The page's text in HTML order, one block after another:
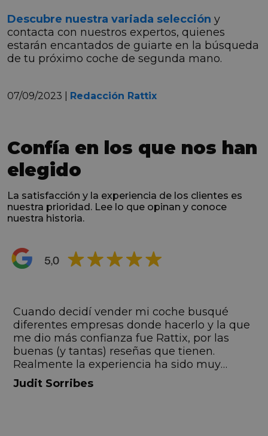
Descubre nuestra variada selección y
contacta con nuestros expertos, quienes
estarán encantados de guiarte en la búsqueda
de tu próximo coche de segunda mano.
07/09/2023 | Redacción Rattix
Confía en los que nos han
elegido
La satisfacción y la experiencia de los clientes es
nuestra prioridad. Lee lo que opinan y conoce
nuestra historia.
Cuando decidí vender mi coche busqué
diferentes empresas donde hacerlo y la que
me dio más confianza fue Rattix, por las
buenas (y tantas) reseñas que tienen.
Realmente la experiencia ha sido muy
buena, Carolina ha sido siempre muy atenta
y profesional. Finalmente mi hermana se
Judit Sorribes